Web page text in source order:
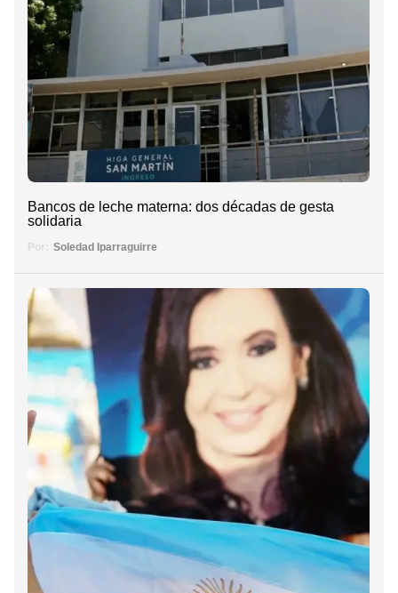
Bancos de leche materna: dos décadas de gesta
solidaria
Por: Soledad Iparraguirre